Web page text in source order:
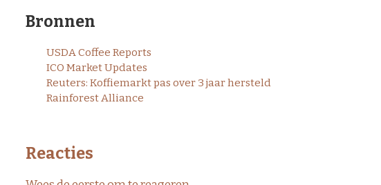
Bronnen
USDA Coffee Reports
ICO Market Updates
Reuters: Koffiemarkt pas over 3 jaar hersteld
Rainforest Alliance
Reacties